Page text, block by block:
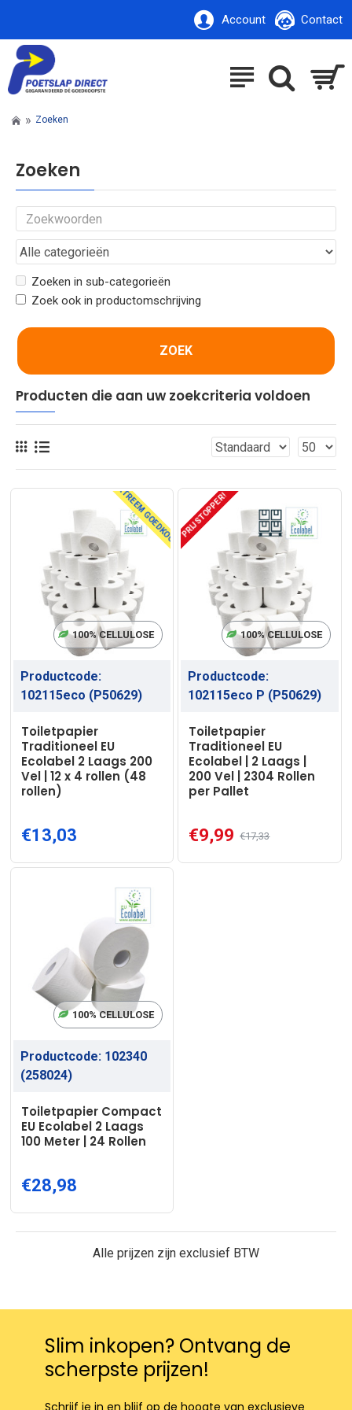
Account Contact
Zoeken
Zoeken
Zoeken in sub-categorieën
Zoek ook in productomschrijving
ZOEK
Producten die aan uw zoekcriteria voldoen
EXTREEM GOEDKOOP!
100% CELLULOSE
Productcode:
102115eco (P50629)
Toiletpapier
Traditioneel EU
Ecolabel 2 Laags 200
Vel | 12 x 4 rollen (48
rollen)
€13,03
PRIJSTOPPER!
100% CELLULOSE
Productcode:
102115eco P (P50629)
Toiletpapier
Traditioneel EU
Ecolabel | 2 Laags |
200 Vel | 2304 Rollen
per Pallet
€9,99 €17,33
100% CELLULOSE
Productcode: 102340
(258024)
Toiletpapier Compact
EU Ecolabel 2 Laags
100 Meter | 24 Rollen
€28,98
Alle prijzen zijn exclusief BTW
Slim inkopen? Ontvang de
scherpste prijzen!